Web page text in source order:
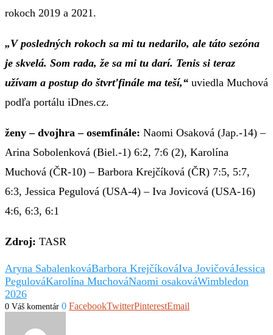
rokoch 2019 a 2021.
„V posledných rokoch sa mi tu nedarilo, ale táto sezóna
je skvelá. Som rada, že sa mi tu darí. Tenis si teraz
užívam a postup do štvrťfinále ma teší,“ uviedla Muchová
podľa portálu iDnes.cz.
ženy – dvojhra – osemfinále: Naomi Osaková (Jap.-14) –
Arina Sobolenková (Biel.-1) 6:2, 7:6 (2), Karolína
Muchová (ČR-10) – Barbora Krejčíková (ČR) 7:5, 5:7,
6:3, Jessica Pegulová (USA-4) – Iva Jovicová (USA-16)
4:6, 6:3, 6:1
Zdroj: TASR
Aryna SabalenkováBarbora KrejčíkováIva JovičováJessica
PegulováKarolína MuchováNaomi osakováWimbledon
2026
0 Váš komentár 0 FacebookTwitterPinterestEmail